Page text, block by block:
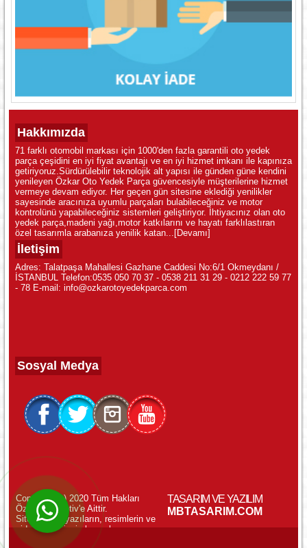
WhatsApp ile Online Destek!
Hakkımızda
71 farklı otomobil markası için 1000'den fazla garantili oto yedek
parça çeşidini en iyi fiyat avantajı ve en iyi hizmet imkanı ile kapınıza
getiriyoruz.Sürdürülebilir teknolojik alt yapısı ile günden güne kendini
yenileyen Özkar Oto Yedek Parça güvencesiyle müşterilerine hizmet
vermeye devam ediyor. Her geçen gün sitesine eklediği yenilikler
sayesinde aracınıza uyumlu parçaları bulabileceğiniz ve motor
kontrolünü yapabileceğiniz sistemleri geliştiriyor. İhtiyacınız olan oto
yedek parça,madeni yağı,motor katkılarını ve hayatı farklılastıran
özel tasarımla arabanıza yenilik katan... [Devamı]
İletişim
Adres: Talatpaşa Mahallesi Gazhane Caddesi No:6/1 Okmeydanı /
İSTANBUL Telefon:0535 050 70 37 - 0538 211 31 29 - 0212 222 59 77
- 78 E-mail: info@ozkarotoyedekparca.com
Sosyal Medya
Copyright (c) 2020 Tüm Hakları
Özkar Otomotiv'e Aittir.
Sitemizdeki yazıların, resimlerin ve
videoların izinsiz kopyalanması
yasaktır.
TASARIM VE YAZILIM
MBTASARIM.COM